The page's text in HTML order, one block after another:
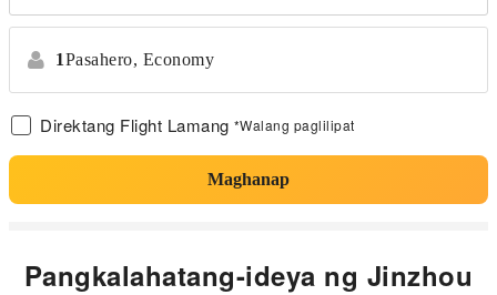
1Pasahero, Economy
Direktang Flight Lamang *Walang paglilipat
Maghanap
Pangkalahatang-ideya ng Jinzhou